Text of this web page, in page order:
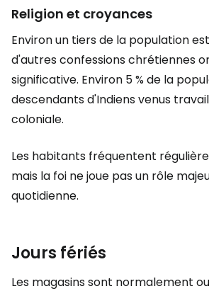
Religion et croyances
Environ un tiers de la population
d'autres confessions chrétiennes
significative. Environ 5 % de la
descendants d'Indiens venus
coloniale.
Les habitants fréquentent
mais la foi ne joue pas un rôle
quotidienne.
Jours fériés
Les magasins sont normalement